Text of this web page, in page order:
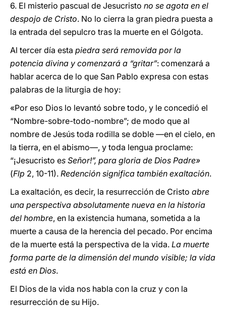
6. El misterio pascual de Jesucristo no se agota en el
despojo de Cristo. No lo cierra la gran piedra puesta a
la entrada del sepulcro tras la muerte en el Gólgota.
Al tercer día esta piedra será removida por la
potencia divina y comenzará a “gritar”: comenzará a
hablar acerca de lo que San Pablo expresa con estas
palabras de la liturgia de hoy:
«Por eso Dios lo levantó sobre todo, y le concedió el
“Nombre-sobre-todo-nombre”; de modo que al
nombre de Jesús toda rodilla se doble —en el cielo, en
la tierra, en el abismo—, y toda lengua proclame:
“¡Jesucristo es Señor!”, para gloria de Dios Padre»
(Flp 2, 10-11). Redención significa también exaltación.
La exaltación, es decir, la resurrección de Cristo abre
una perspectiva absolutamente nueva en la historia
del hombre, en la existencia humana, sometida a la
muerte a causa de la herencia del pecado. Por encima
de la muerte está la perspectiva de la vida. La muerte
forma parte de la dimensión del mundo visible; la vida
está en Dios.
El Dios de la vida nos habla con la cruz y con la
resurrección de su Hijo.